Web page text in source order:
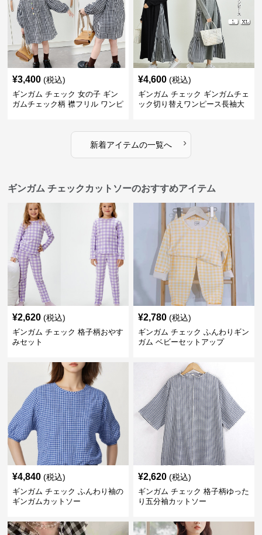
¥3,400 (税込)
ギンガム チェック 女の子 ギン
ガムチェック柄 襟フリル ワンピ
¥4,600 (税込)
ギンガム チェック ギンガムチェ
ック切り替えワンピース長袖大
新着アイテムの一覧へ ›
ギンガム チェックカットソーのおすすめアイテム
¥2,620 (税込)
ギンガム チェック 格子柄おやす
みセット
¥2,780 (税込)
ギンガム チェック ふんわりギン
ガム ベビーセットアップ
¥4,840 (税込)
ギンガム チェック ふんわり袖の
ギンガムカットソー
¥2,620 (税込)
ギンガム チェック 格子柄ゆった
り五分袖カットソー